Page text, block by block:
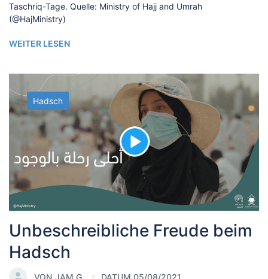
Taschriq-Tage. Quelle: Ministry of Hajj and Umrah
(@HajMinistry)
WEITER LESEN
Hadsch
Unbeschreibliche Freude beim
Hadsch
VON JAM G. DATUM 05/08/2021